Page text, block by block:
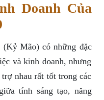
Doanh Của
Mão) có những đặc
và kinh doanh, nhưng
nhau rất tốt trong các
tính sáng tạo, năng